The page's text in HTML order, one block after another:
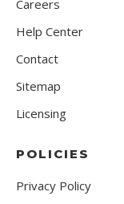
Careers
Help Center
Contact
Sitemap
Licensing
POLICIES
Privacy Policy